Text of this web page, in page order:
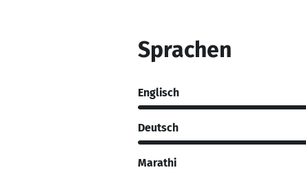
Sprachen
Englisch
Deutsch
Marathi